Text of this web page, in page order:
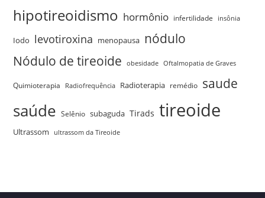
hipotireoidismo hormônio infertilidade insônia
Iodo levotiroxina menopausa nódulo
Nódulo de tireoide obesidade Oftalmopatia de Graves
Quimioterapia Radiofrequência Radioterapia remédio saude
saúde Selênio subaguda Tirads tireoide
Ultrassom ultrassom da Tireoide